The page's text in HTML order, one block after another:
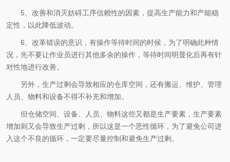
5、改善和消灭妨碍工序信赖性的因素，提高生产能力和产能稳
定性，以此降低波动。
6、改革错误的意识，有操作等待时间的时候，为了明确此种情
况，先不要让作业员进行其他多余的操作，等待时间明显化后再有针
对性地进行改善。
另外，生产过剩会导致相应的仓库空间，还有搬运、维护、管理
人员、物料和设备不得不补充和增加。
但仓储空间、设备、人员、物料这些又都是生产要素，生产要素
增加则又会导致生产过剩，所以这是一个恶性循环，为了避免公司进
入这个不良的循环，一定要尽量控制和避免生产过剩。